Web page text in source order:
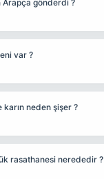
Arapça gönderdi ?
var ?
neden şişer ?
rasathanesi nerededir ?